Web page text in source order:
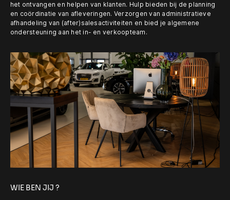
het ontvangen en helpen van klanten. Hulp bieden bij de planning
en coördinatie van afleveringen. Verzorgen van administratieve
afhandeling van (after)salesactiviteiten en bied je algemene
ondersteuning aan het in- en verkoopteam.
WIE BEN JIJ ?